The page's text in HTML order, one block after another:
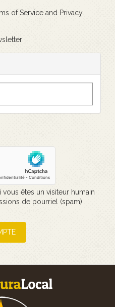
of Service and Privacy
êtes un visiteur humain
de pourriel (spam)